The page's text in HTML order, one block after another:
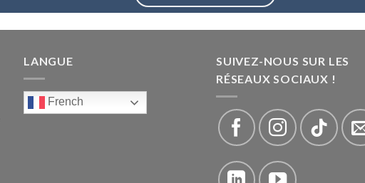
LANGUE
French
SUIVEZ-NOUS SUR LES
RÉSEAUX SOCIAUX !